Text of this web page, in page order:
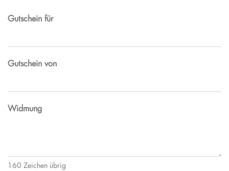
Gutschein für
Gutschein von
Widmung
160 Zeichen übrig